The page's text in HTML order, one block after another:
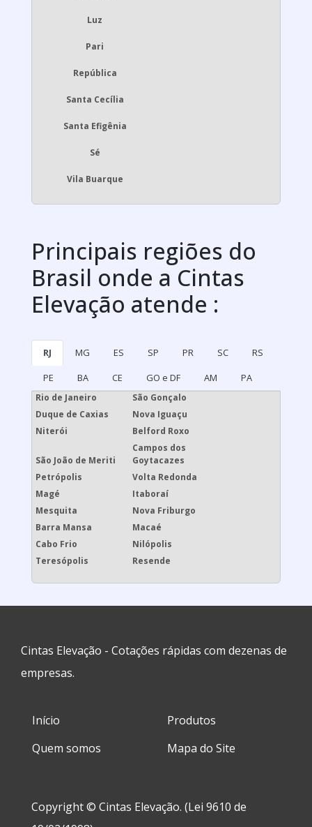
Luz
Pari
República
Santa Cecília
Santa Efigênia
Sé
Vila Buarque
Principais regiões do
Brasil onde a Cintas
Elevação atende :
RJ MG ES SP PR SC
RS
PE
BA CE GO e DF AM PA
Rio de Janeiro
São Gonçalo
Duque de Caxias
Nova Iguaçu
Niterói
Belford Roxo
São João de Meriti
Campos dos
Goytacazes
Petrópolis
Volta Redonda
Magé
Itaboraí
Mesquita
Nova Friburgo
Barra Mansa
Macaé
Cabo Frio
Nilópolis
Teresópolis
Resende
Cintas Elevação - Cotações rápidas com dezenas de
empresas.
Início
Produtos
Quem somos
Mapa do Site
Copyright © Cintas Elevação. (Lei 9610 de